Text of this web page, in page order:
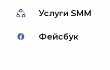
Услуги SMM
Фейсбук